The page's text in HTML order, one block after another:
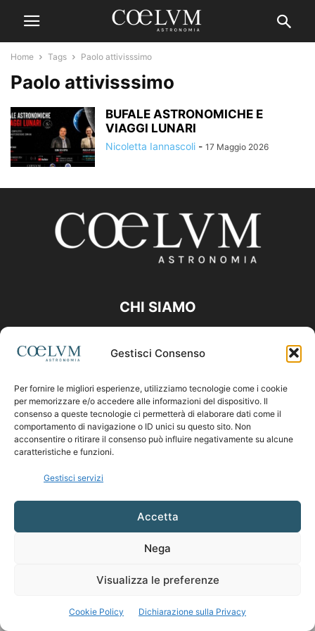
Gestisci Consenso
Per fornire le migliori esperienze, utilizziamo tecnologie come i cookie
per memorizzare e/o accedere alle informazioni del dispositivo. Il
consenso a queste tecnologie ci permetterà di elaborare dati come il
comportamento di navigazione o ID unici su questo sito. Non
acconsentire o ritirare il consenso può influire negativamente su alcune
caratteristiche e funzioni.
Gestisci servizi
Accetta
Nega
Visualizza le preferenze
Cookie Policy Dichiarazione sulla Privacy
Home Tags Paolo attivisssimo
Paolo attivisssimo
BUFALE ASTRONOMICHE E
VIAGGI LUNARI
Nicoletta Iannascoli - 17 Maggio 2026
CHI SIAMO
Contattaci:coelumastro@coelum.com
SEGUICI